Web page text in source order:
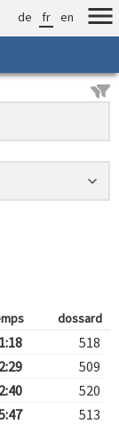
de fr en
dossard
518
509
520
513